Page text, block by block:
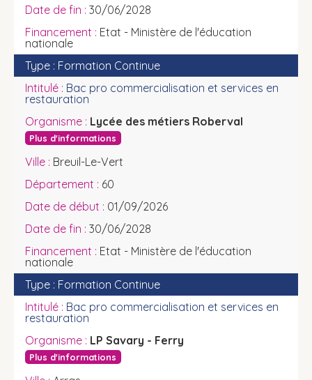
30/06/2028
Etat - Ministère de l'éducation
nationale
Formation Continue
Bac pro commercialisation et services en
restauration
Lycée des métiers Roberval
Plus d'informations
Breuil-Le-Vert
60
01/09/2026
30/06/2028
Etat - Ministère de l'éducation
nationale
Formation Continue
Bac pro commercialisation et services en
restauration
LP Savary - Ferry
Plus d'informations